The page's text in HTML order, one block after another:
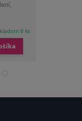
8 ks